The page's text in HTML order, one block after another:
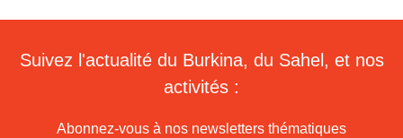
Suivez l'actualité du Burkina, du Sahel, et nos
activités :
Abonnez-vous à nos newsletters thématiques